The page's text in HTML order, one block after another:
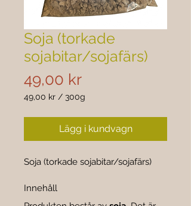
Soja (torkade
sojabitar/sojafärs)
49,00 krPris
49,00 kr / 300g
per
gram
Lägg i kundvagn
Soja (torkade sojabitar/sojafärs)
Innehåll